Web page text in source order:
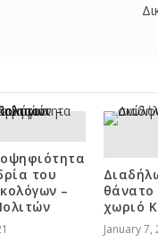
του
–
θάνατο
χωριό
January 7,